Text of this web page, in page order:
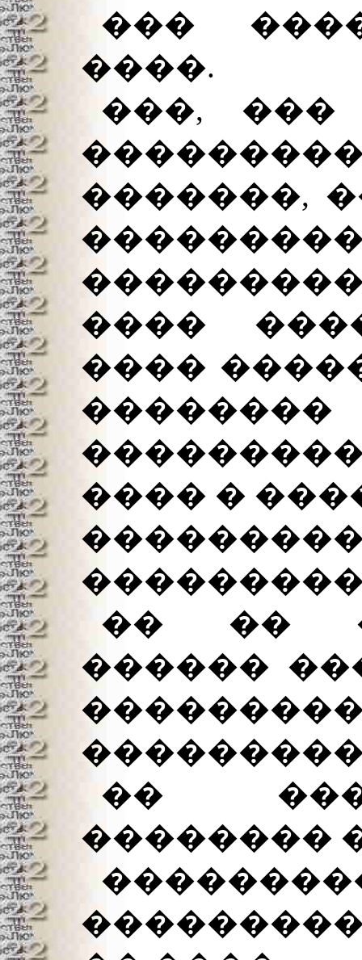
���
����.
���, ���
�������,
����
����
���� �
�� ��
������
��
��������